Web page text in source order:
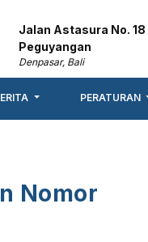
Jalan Astasura No. 18
Peguyangan
Denpasar, Bali
PERATURAN
Nomor